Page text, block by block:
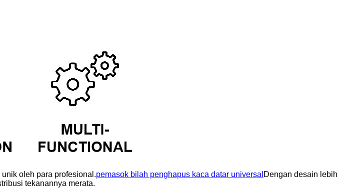
oleh para profesional.pemasok bilah penghapus kaca datar universal Dengan desain lebih
tekanannya merata.